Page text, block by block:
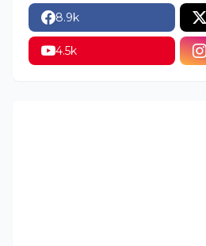
8.9k
4.5k